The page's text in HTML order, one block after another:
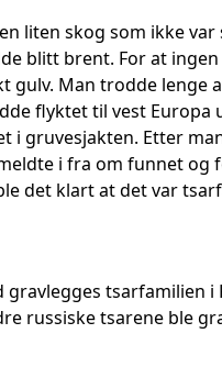
liten skog som ikke
blitt brent. For at
gulv. Man trodde lenge
flyktet til vest Europa
i gruvesjakten. Etter
i fra om funnet og
det klart at det var
tsarfamilien i
russiske tsarene ble